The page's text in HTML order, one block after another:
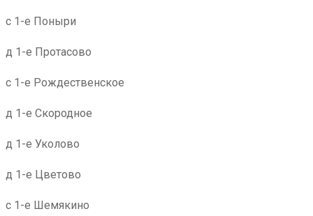
с 1-е Поныри
д 1-е Протасово
с 1-е Рождественское
д 1-е Скородное
д 1-е Уколово
д 1-е Цветово
с 1-е Шемякино